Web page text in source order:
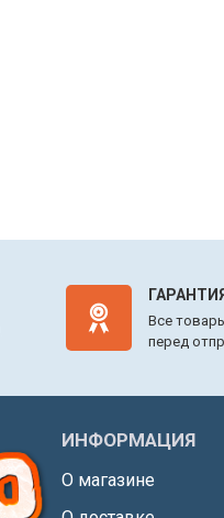
Все
перед
ИНФОРМАЦИЯ
О магазине